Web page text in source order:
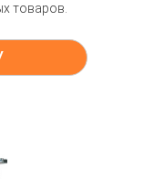
товаров.